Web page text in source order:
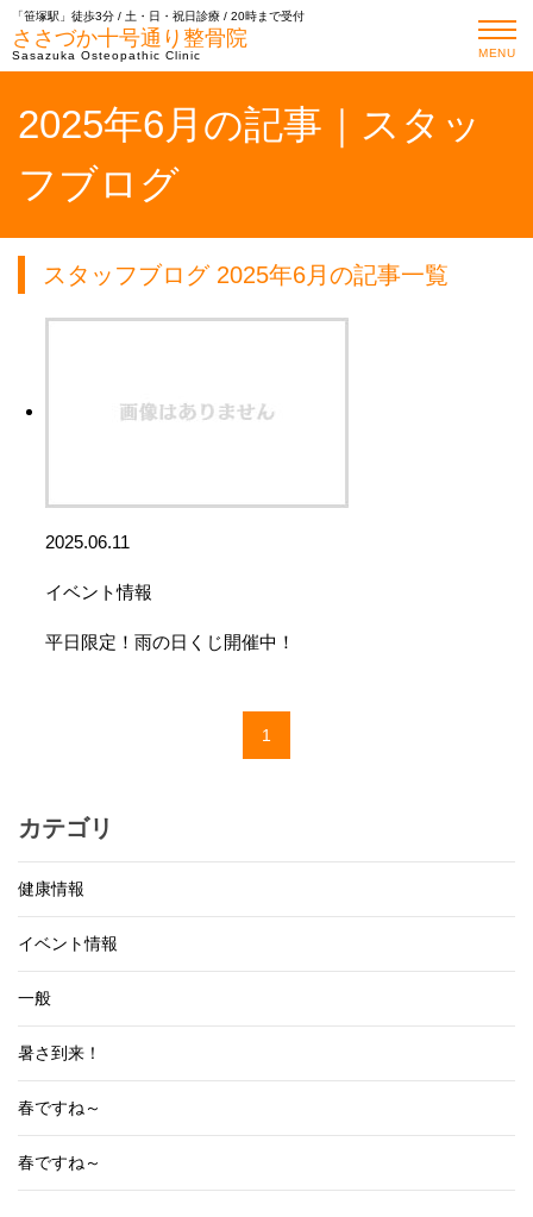
「笹塚駅」徒歩3分 / 土・日・祝日診療 / 20時まで受付
ささづか十号通り整骨院
Sasazuka Osteopathic Clinic MENU
2025年6月の記事｜スタッ
フブログ
スタッフブログ 2025年6月の記事一覧
2025.06.11
イベント情報
平日限定！雨の日くじ開催中！
1
カテゴリ
健康情報
イベント情報
一般
暑さ到来！
春ですね～
春ですね～